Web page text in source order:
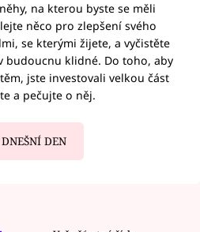
na kterou byste se měli
něco pro zlepšení svého
se kterými žijete, a vyčistěte
budoucnu klidné. Do toho, aby
jste investovali velkou část
a pečujte o něj.
DEN